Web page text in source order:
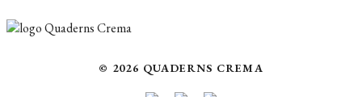
© 2026 QUADERNS CREMA